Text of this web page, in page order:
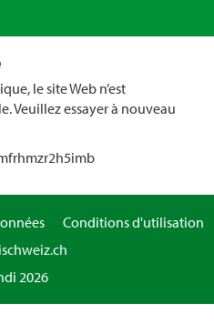
le site Web n’est
Veuillez essayer à nouveau
Conditions d'utilisation
2026